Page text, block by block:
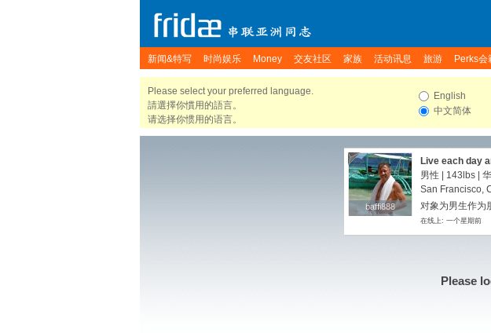
新闻&特写 时尚娱乐 Money 交友社区 家族 活动讯息 旅游 Perks会
Please select your preferred language.
請選擇你慣用的語言。
请选择你惯用的语言。
English
中文简体
baffi888
baffi888
Live each day
男性 | 143lbs |
San Francisco,
对象为男生作为
在线上: 一个星期前
Please